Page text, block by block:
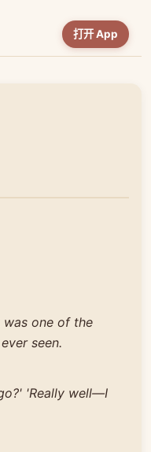
打开 App
one of the
seen.
'Really well—I